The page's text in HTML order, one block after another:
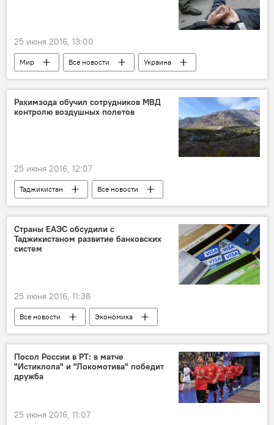
25 июня 2016, 13:00
Мир Все новости
Украина
Таджикистан
ИГИЛ
Рахимзода обучил сотрудников МВД
контролю воздушных полетов
25 июня 2016, 12:07
Таджикистан
Все новости
военные учения
Страны ЕАЭС обсудили с
Таджикистаном развитие банковских
систем
25 июня 2016, 11:38
Все новости
Экономика
Таджикистан и ЕАЭС: выгоды и перспективы
Таджикистан
ЕАЭС
Посол России в РТ: в матче
"Истиклола" и "Локомотива" победит
дружба
25 июня 2016, 11:07